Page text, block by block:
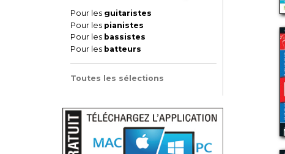
Pour les guitaristes
Pour les pianistes
Pour les bassistes
Pour les batteurs
Toutes les sélections